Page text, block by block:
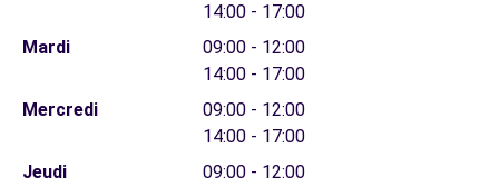
14:00 - 17:00
Mardi
09:00 - 12:00
14:00 - 17:00
Mercredi
09:00 - 12:00
14:00 - 17:00
Jeudi
09:00 - 12:00